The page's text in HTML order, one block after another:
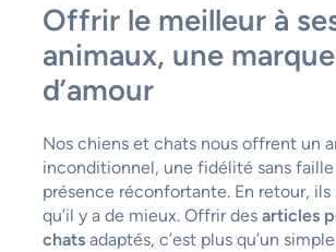
Offrir le meilleur à
animaux, une marque
d’amour
Nos chiens et chats nous offrent un
inconditionnel, une fidélité sans
présence réconfortante. En retour,
qu’il y a de mieux. Offrir des articles
chatsadaptés, c’est plus qu’un